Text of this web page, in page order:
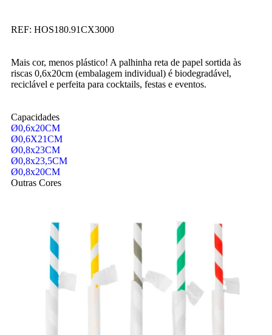
REF: HOS180.91CX3000
Mais cor, menos plástico! A palhinha reta de papel sortida às
riscas 0,6x20cm (embalagem individual) é biodegradável,
reciclável e perfeita para cocktails, festas e eventos.
Capacidades
Ø0,6x20CM
Ø0,6X21CM
Ø0,8x23CM
Ø0,8x23,5CM
Ø0,8x20CM
Outras Cores